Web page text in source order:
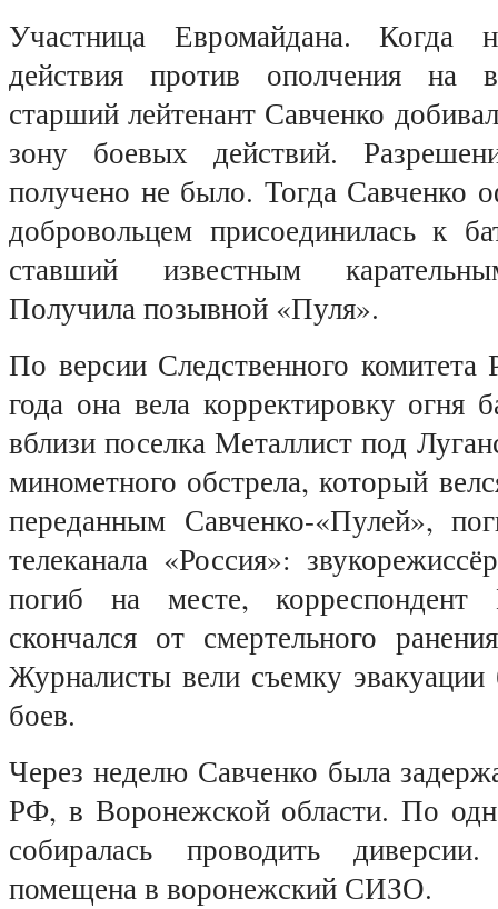
Участница Евромайдана. Когда
действия против ополчения на
старший лейтенант Савченко
зону боевых действий.
получено не было. Тогда Савченко
добровольцем присоединилась к
ставший известным
Получила позывной «Пуля».
По версии Следственного
года она вела корректировку огня
вблизи поселка Металлист под
минометного обстрела, который
переданным Савченко-«Пулей»,
телеканала «Россия»:
погиб на месте, корреспондент
скончался от смертельного
Журналисты вели съемку
боев.
Через неделю Савченко была
РФ, в Воронежской области. По
собиралась проводить
помещена в воронежский СИЗО.